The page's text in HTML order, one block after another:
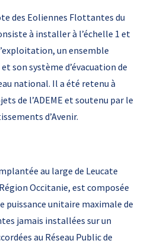
des Eoliennes Flottantes du
à installer à l’échelle 1 et
un ensemble
son système d’évacuation de
national. Il a été retenu à
de l’ADEME et soutenu par le
d’Avenir.
au large de Leucate
Occitanie, est composée
puissance unitaire maximale de
jamais installées sur un
au Réseau Public de